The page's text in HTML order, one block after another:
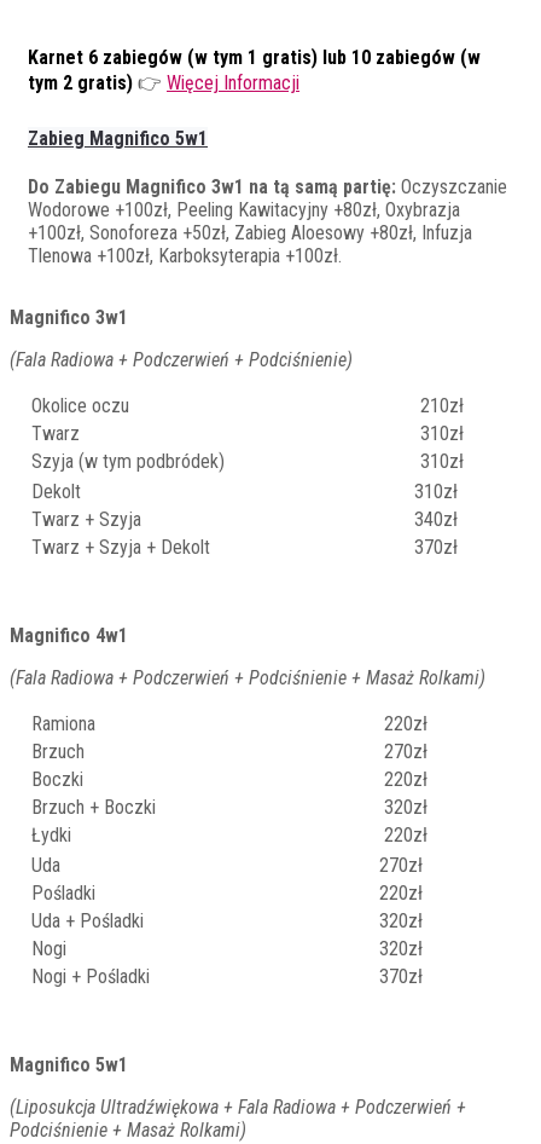
Karnet 6 zabiegów (w tym 1 gratis) lub 10 zabiegów (w
tym 2 gratis) 👉 Więcej Informacji
Zabieg Magnifico 5w1
Do Zabiegu Magnifico 3w1 na tą samą partię: Oczyszczanie
Wodorowe +100zł, Peeling Kawitacyjny +80zł, Oxybrazja
+100zł, Sonoforeza +50zł, Zabieg Aloesowy +80zł, Infuzja
Tlenowa +100zł, Karboksyterapia +100zł.
Magnifico 3w1
(Fala Radiowa + Podczerwień + Podciśnienie)
Okolice oczu
210zł
Twarz
310zł
Szyja (w tym podbródek)
310zł
Dekolt
310zł
Twarz + Szyja
340zł
Twarz + Szyja + Dekolt
370zł
Magnifico 4w1
(Fala Radiowa + Podczerwień + Podciśnienie + Masaż Rolkami)
Ramiona
220zł
Brzuch
270zł
Boczki
220zł
Brzuch + Boczki
320zł
Łydki
220zł
Uda
270zł
Pośladki
220zł
Uda + Pośladki
320zł
Nogi
320zł
Nogi + Pośladki
370zł
Magnifico 5w1
(Liposukcja Ultradźwiękowa + Fala Radiowa + Podczerwień +
Podciśnienie + Masaż Rolkami)